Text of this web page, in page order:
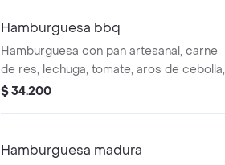
Hamburguesa bbq
Hamburguesa con pan artesanal, carne
de res, lechuga, tomate, aros de cebolla,
queso cheddar y tocineta, acompañada
$ 34.200
Hamburguesa madura